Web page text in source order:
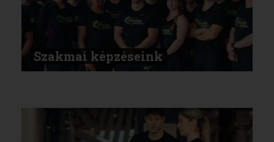
Szakmai képzéseink